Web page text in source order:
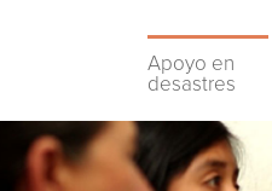
Apoyo en
desastres